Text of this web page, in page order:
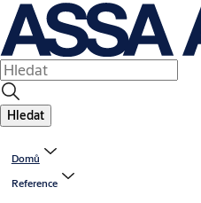
Hledat
Domů
Reference